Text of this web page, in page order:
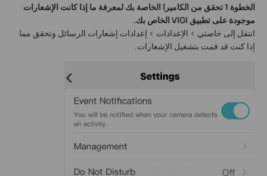
الخطوة 1 تحقق من الكاميرا الخاصة بك لمعرفة ما إذا كانت الإشعارات
موجودة على تطبيق VIGI الخاص بك.
انتقل إلى خاصتي > الإعدادات > إعدادات إشعارات الرسائل وتحقق مما
إذا كنت قد قمت بتشغيل الإشعارات.